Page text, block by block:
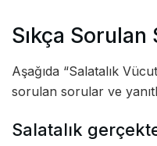
Sıkça Sorulan
Aşağıda “Salatalık
sorulan sorular ve
Salatalık